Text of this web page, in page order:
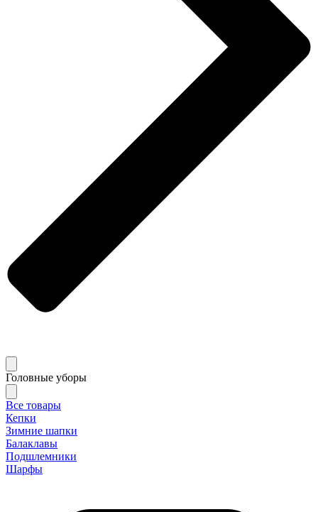
Головные уборы
Все товары
Кепки
Зимние шапки
Балаклавы
Подшлемники
Шарфы